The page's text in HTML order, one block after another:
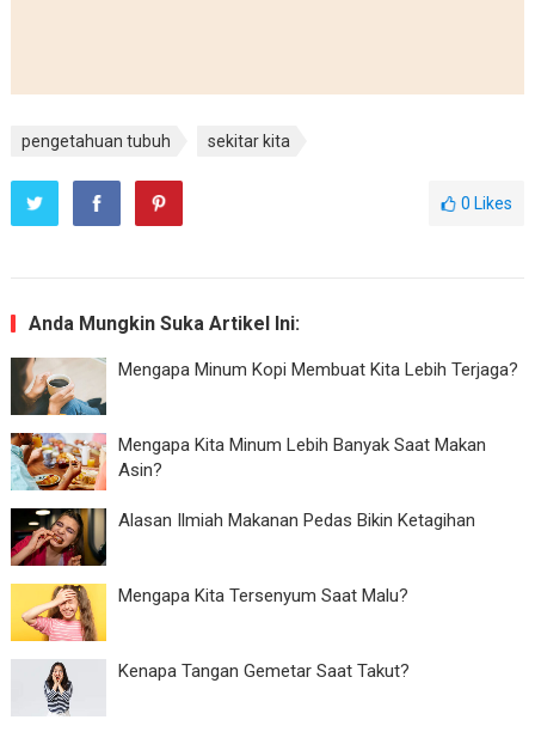
pengetahuan tubuh sekitar kita
0 Likes
Anda Mungkin Suka Artikel Ini:
Mengapa Minum Kopi Membuat Kita Lebih Terjaga?
Mengapa Kita Minum Lebih Banyak Saat Makan
Asin?
Alasan Ilmiah Makanan Pedas Bikin Ketagihan
Mengapa Kita Tersenyum Saat Malu?
Kenapa Tangan Gemetar Saat Takut?